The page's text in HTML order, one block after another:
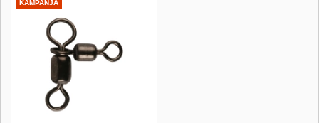
KAMPANJA